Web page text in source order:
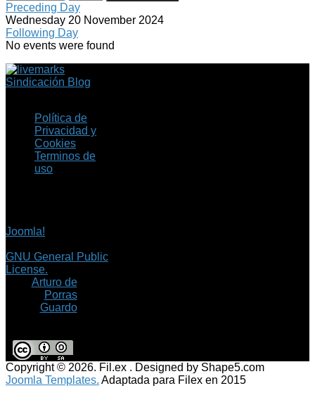
Preceding Day
Wednesday 20 November 2024
Following Day
No events were found
Sindicación Blog
Política de
Privacidad y
Cookies
Terminos de
uso
Joomla!
GNU General Public
License.
Arturo de
Porras
Guardo
Copyright © 2026. Fil.ex . Designed by Shape5.com
Joomla Templates. Adaptada para Filex en 2015